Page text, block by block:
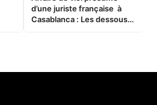
d’une juriste française à
Casablanca : Les dessous